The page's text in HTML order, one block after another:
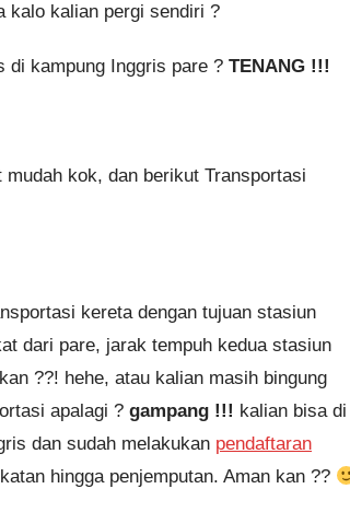
kalo kalian pergi sendiri ?
di kampung Inggris pare ? TENANG !!!
kok, dan berikut Transportasi
kereta dengan tujuan stasiun
dari pare, jarak tempuh kedua stasiun
??! hehe, atau kalian masih bingung
apalagi ? gampang !!! kalian bisa di
dan sudah melakukan pendaftaran
hingga penjemputan. Aman kan ??